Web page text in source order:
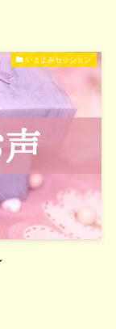
いまよみセッション